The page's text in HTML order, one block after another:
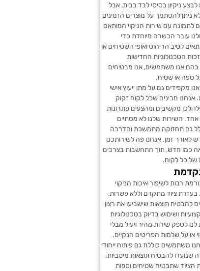
ניקיון בסיסי לבד בבית, אבל
ניתן להסתמך על מוצרים הזמינים
לתמונה עם שירות הניקוי המותאם
עובר הכשרה מיוחדת כדי
לטיב הריהוט ואופי השטיחים או
הטכנולוגיות החדישות
בהם אנו משתמשים, אנו מבטיחים
ספה או שטיח.
מקפידים גם על מתן ייעוץ אישי
אנחנו מבינים שכל לקוח זקוק
ולכן מקשיבים ומהצעים פתרונות
השירות שלנו לא מסתיים
גם תחזוקה מתמשכת והדרכה
לאורך זמן. אנחנו פה לשירותכם
כמו חדש, תוך התחשבות בצרכים
של כל לקוח.
רבות לשיפור איכות הניקוי
ציוד מתקדם וללא פשרות,
להבטיח תוצאות שישביעו את רצון
ושימוש בדיוק בטכנולוגיות
לספק שירות מהיר ויעיל מבלי
או על שלמות הפריטים הנקיים.
משתמשים כוללת גם פיתוח ייחודי
שנועדו להבטיח תוצאות מיטביות.
הציוד שתבטיח שטיחים וספות